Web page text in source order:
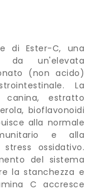
di Ester-C, una
da un'elevata
(non acido)
La
canina, estratto
bioflavonoidi
alla normale
e alla
ossidativo.
del sistema
la stanchezza e
C accresce